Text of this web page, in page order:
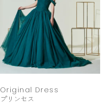
Original Dress
プリンセス